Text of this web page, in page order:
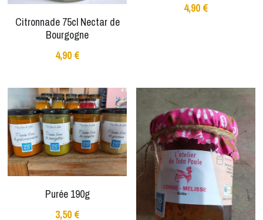
Citronnade 75cl Nectar de
Bourgogne
4,90 €
4,90 €
Purée 190g
3,50 €